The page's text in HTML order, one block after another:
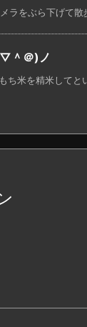
ラをぶら下げて
＾＠)ノ
ち米を精米して